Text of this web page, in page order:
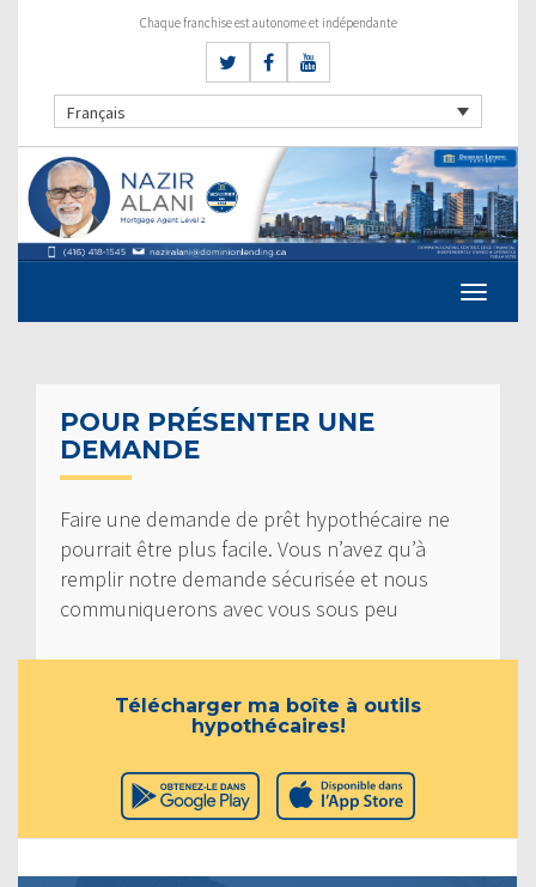
Chaque franchise est autonome et indépendante
Français
POUR PRÉSENTER UNE
DEMANDE
Faire une demande de prêt hypothécaire ne
pourrait être plus facile. Vous n’avez qu’à
remplir notre demande sécurisée et nous
communiquerons avec vous sous peu
Télécharger ma boîte à outils
hypothécaires!